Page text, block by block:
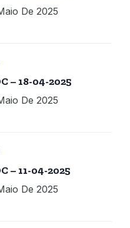
De 2025
– 18-04-2025
De 2025
– 11-04-2025
De 2025